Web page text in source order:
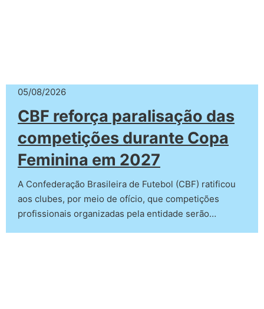
05/08/2026
CBF reforça paralisação das
competições durante Copa
Feminina em 2027
A Confederação Brasileira de Futebol (CBF) ratificou
aos clubes, por meio de ofício, que competições
profissionais organizadas pela entidade serão…